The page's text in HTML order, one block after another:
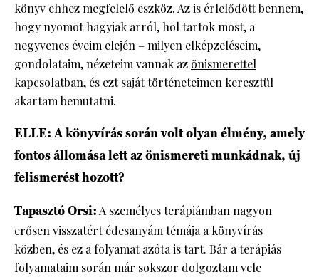
könyv ehhez megfelelő eszköz. Az is érlelődött bennem,
hogy nyomot hagyjak arról, hol tartok most, a
negyvenes éveim elején – milyen elképzeléseim,
gondolataim, nézeteim vannak az önismerettel
kapcsolatban, és ezt saját történeteimen keresztül
akartam bemutatni.
ELLE: A könyvírás során volt olyan élmény, amely
fontos állomása lett az önismereti munkádnak, új
felismerést hozott?
Tapasztó Orsi:A személyes terápiámban nagyon
erősen visszatért édesanyám témája a könyvírás
közben, és ez a folyamat azóta is tart. Bár a terápiás
folyamataim során már sokszor dolgoztam vele